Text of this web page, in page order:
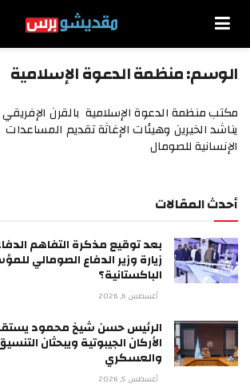
الوسم:منظمة الدعوة الإسلامية
مكتب منظمة الدعوة الإسلامية بالقرن الإفريقي
يناشد الخيرين وهيئات الإغاثة تقديم المساعدات
الإنسانية للصومال
أحدث المقالات
بعد توقيع مذكرة التفاهم
زيارة وزير الدفاع الصومالي
الباكستانية؟
أغسطس 6, 2026
الرئيس حسن شيخ محمود
الأركان الجيبوتية ويبحثان
والعسكري
أغسطس 5, 2026